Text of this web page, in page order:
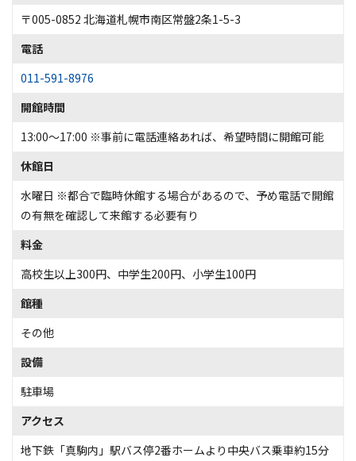
〒005-0852 北海道札幌市南区常盤2条1-5-3
電話
011-591-8976
開館時間
13:00～17:00 ※事前に電話連絡あれば、希望時間に開館可能
休館日
水曜日 ※都合で臨時休館する場合があるので、予め電話で開館
の有無を確認して来館する必要有り
料金
高校生以上300円、中学生200円、小学生100円
館種
その他
設備
駐車場
アクセス
地下鉄「真駒内」駅バス停2番ホームより中央バス乗車約15分